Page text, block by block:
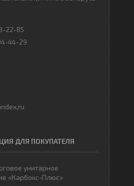
22-85
44-29
ДЛЯ ПОКУПАТЕЛЯ
унитарное
«Карбокс-Плюс»